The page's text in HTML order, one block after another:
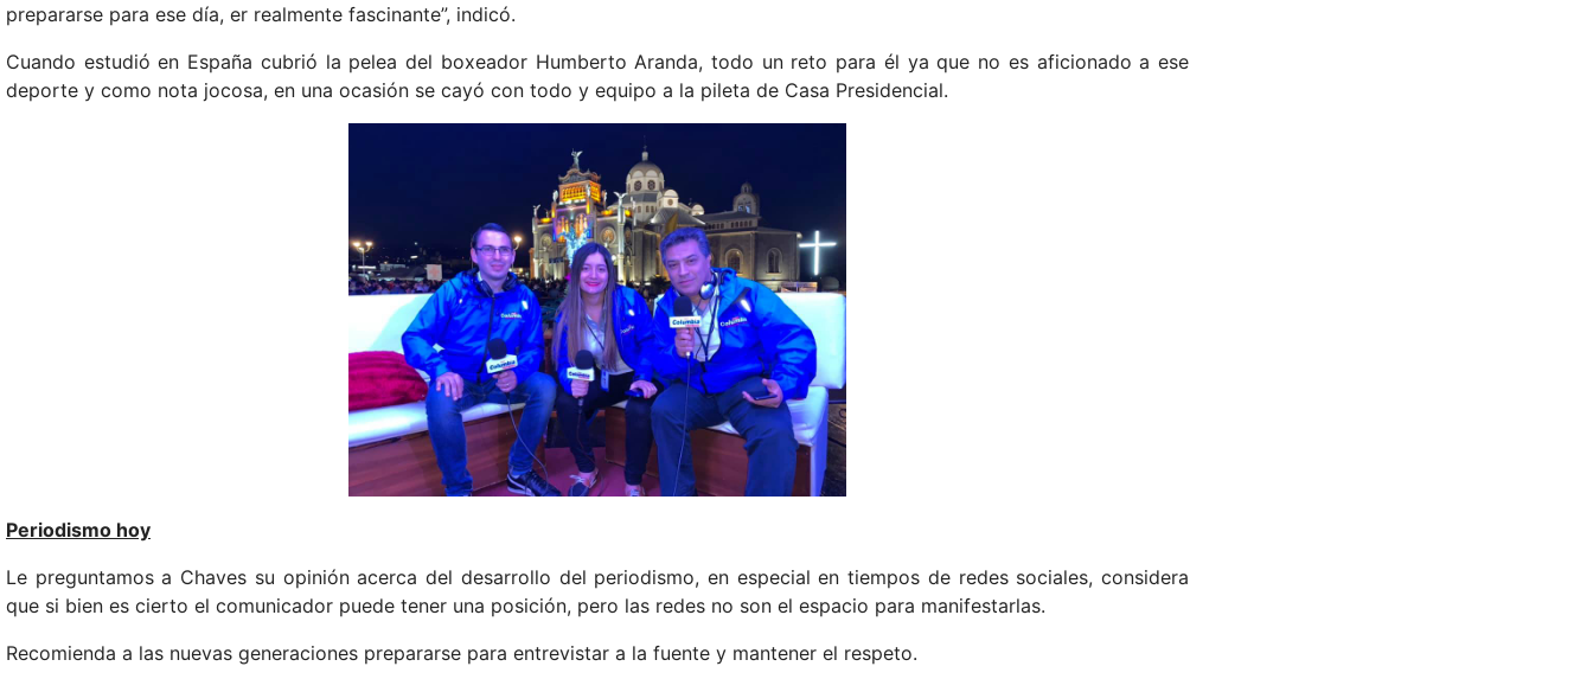
prepararse para ese día, er realmente fascinante”, indicó.
Cuando estudió en España cubrió la pelea del boxeador Humberto Aranda, todo un reto para él ya que no es aficionado a ese
deporte y como nota jocosa, en una ocasión se cayó con todo y equipo a la pileta de Casa Presidencial.
Periodismo hoy
Le preguntamos a Chaves su opinión acerca del desarrollo del periodismo, en especial en tiempos de redes sociales, considera
que si bien es cierto el comunicador puede tener una posición, pero las redes no son el espacio para manifestarlas.
Recomienda a las nuevas generaciones prepararse para entrevistar a la fuente y mantener el respeto.